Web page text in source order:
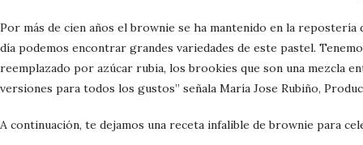
Por más de cien años el brownie se ha mantenido en la repostería
día podemos encontrar grandes variedades de este pastel.
reemplazado por azúcar rubia, los brookies que son una mezcla
versiones para todos los gustos” señala María Jose Rubiño,
A continuación, te dejamos una receta infalible de brownie para